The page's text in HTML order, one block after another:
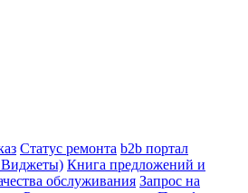
Статус ремонта b2b портал
Виджеты) Книга предложений и
обслуживания Запрос на